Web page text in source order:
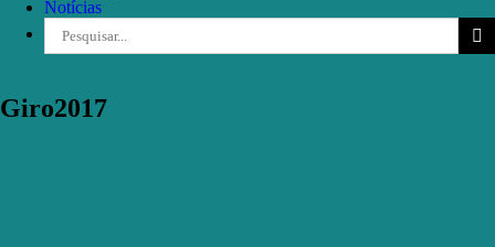
Notícias
Giro2017